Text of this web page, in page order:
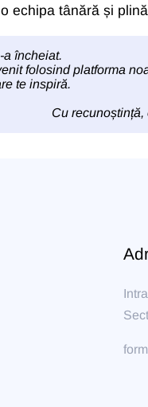
echipa tânără și
a încheiat.
folosind platforma
te inspiră.
Cu recunoștință,